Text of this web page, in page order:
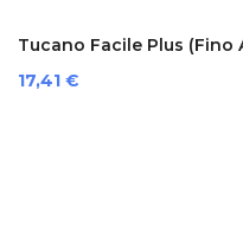
Tucano Facile Plus (Fino
Prezzo
17,41 €